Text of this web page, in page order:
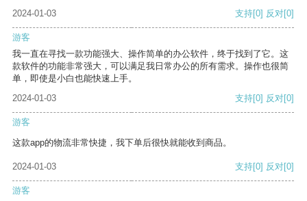
2024-01-03
支持[0] 反对[0]
游客
我一直在寻找一款功能强大、操作简单的办公软件，终于找到了它。这
款软件的功能非常强大，可以满足我日常办公的所有需求。操作也很简
单，即使是小白也能快速上手。
2024-01-03
支持[0] 反对[0]
游客
这款app的物流非常快捷，我下单后很快就能收到商品。
2024-01-03 支持[0] 反对[0]
游客